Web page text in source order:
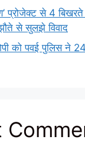
से 4 बिखरते
से सुलझे विवाद
को पवई पुलिस ने